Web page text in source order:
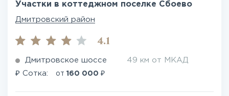
Участки в коттеджном поселке Сбоево
Дмитровский район
4.1
Дмитровское шоссе 49 км от МКАД
₽ Сотка: от 160 000 ₽